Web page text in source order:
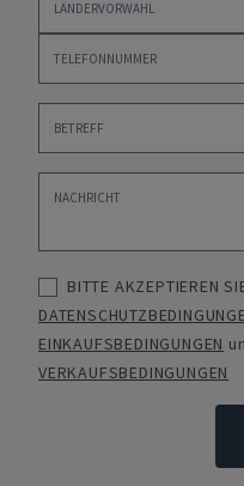
BITTE AKZEPTIEREN
EINKAUFSBEDINGUNGEN
VERKAUFSBEDINGUNGEN